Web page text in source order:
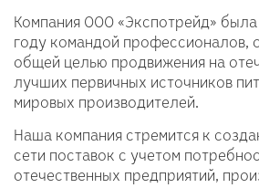
Компания ООО «Экспотрейд» была
году командой профессионалов,
общей целью продвижения на
лучших первичных источников
мировых производителей.
Наша компания стремится к
сети поставок с учетом
отечественных предприятий,